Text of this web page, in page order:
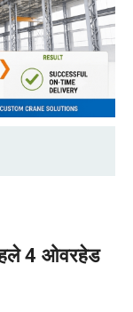
4 ओवरहेड